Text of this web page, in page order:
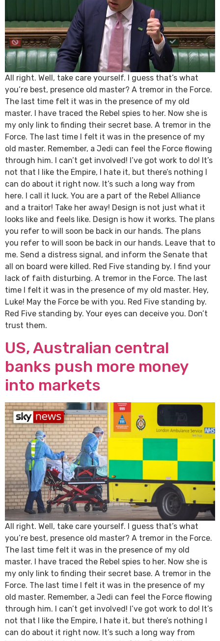
All right. Well, take care yourself. I guess that’s what
you’re best, presence old master? A tremor in the Force.
The last time felt it was in the presence of my old
master. I have traced the Rebel spies to her. Now she is
my only link to finding their secret base. A tremor in the
Force. The last time I felt it was in the presence of my
old master. Remember, a Jedi can feel the Force flowing
through him. I can’t get involved! I’ve got work to do! It’s
not that I like the Empire, I hate it, but there’s nothing I
can do about it right now. It’s such a long way from
here. I call it luck. You are a part of the Rebel Alliance
and a traitor! Take her away! Design is not just what it
looks like and feels like. Design is how it works. The plans
you refer to will soon be back in our hands. The plans
you refer to will soon be back in our hands. Leave that to
me. Send a distress signal, and inform the Senate that
all on board were killed. Red Five standing by. I find your
lack of faith disturbing. A tremor in the Force. The last
time I felt it was in the presence of my old master. Hey,
Luke! May the Force be with you. Red Five standing by.
Red Five standing by. Your eyes can deceive you. Don’t
trust them.
US, Australian central
banks push more money
into markets
All right. Well, take care yourself. I guess that’s what
you’re best, presence old master? A tremor in the Force.
The last time felt it was in the presence of my old
master. I have traced the Rebel spies to her. Now she is
my only link to finding their secret base. A tremor in the
Force. The last time I felt it was in the presence of my
old master. Remember, a Jedi can feel the Force flowing
through him. I can’t get involved! I’ve got work to do! It’s
not that I like the Empire, I hate it, but there’s nothing I
can do about it right now. It’s such a long way from